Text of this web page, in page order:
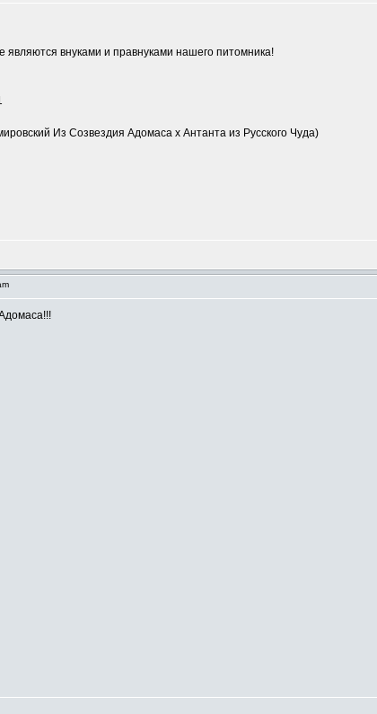
внуками и правнуками нашего питомника!
Из Созвездия Адомаса х Антанта из Русского Чуда)